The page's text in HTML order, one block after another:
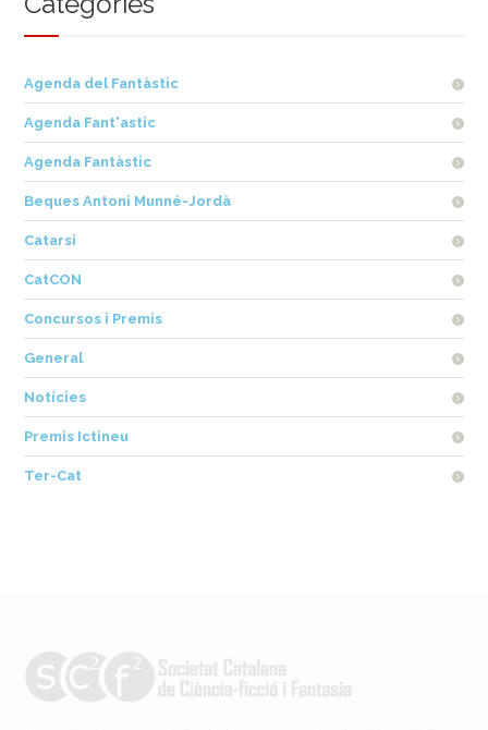
Agenda del Fantàstic
Agenda Fant'astic
Agenda Fantàstic
Beques Antoni Munné-Jordà
Catarsi
CatCON
Concursos i Premis
General
Notícies
Premis Ictineu
Ter-Cat